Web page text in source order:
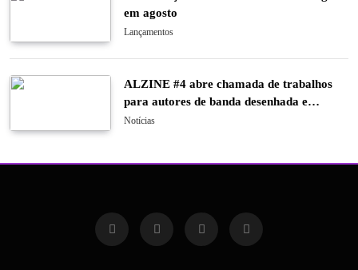
em agosto
Lançamentos
ALZINE #4 abre chamada de trabalhos
para autores de banda desenhada e
ilustração
Notícias